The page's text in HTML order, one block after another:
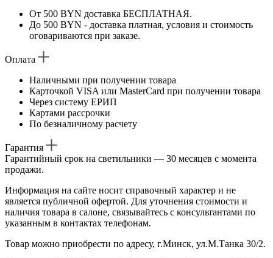
От 500 BYN доставка БЕСПЛАТНАЯ.
До 500 BYN - доставка платная, условия и стоимость
оговариваются при заказе.
Оплата
Наличными при получении товара
Карточкой VISA или MasterCard при получении товара
Через систему ЕРИП
Картами рассрочки
По безналичному расчету
Гарантия
Гарантийный срок на светильники — 30 месяцев с момента
продажи.
Информация на сайте носит справочный характер и не
является публичной офертой. Для уточнения стоимости и
наличия товара в салоне, связывайтесь с консультантами по
указанным в контактах телефонам.
Товар можно приобрести по адресу, г.Минск, ул.М.Танка 30/2.